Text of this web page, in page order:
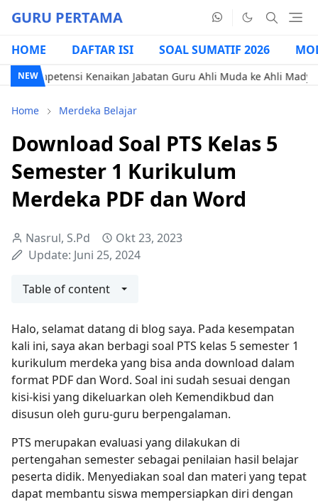
GURU PERTAMA
HOME DAFTAR ISI SOAL SUMATIF 2026
NEW Kenaikan Jabatan Guru Ahli Muda ke Ahli Madya (
Home Merdeka Belajar
Download Soal PTS Kelas 5
Semester 1 Kurikulum
Merdeka PDF dan Word
Nasrul, S.Pd
Okt 23, 2023
Update: Juni 25, 2024
Table of content
Halo, selamat datang di blog saya. Pada kesempatan
kali ini, saya akan berbagi soal PTS kelas 5 semester 1
kurikulum merdeka yang bisa anda download dalam
format PDF dan Word. Soal ini sudah sesuai dengan
kisi-kisi yang dikeluarkan oleh Kemendikbud dan
disusun oleh guru-guru berpengalaman.
PTS merupakan evaluasi yang dilakukan di
pertengahan semester sebagai penilaian hasil belajar
peserta didik. Menyediakan soal dan materi yang tepat
dapat membantu siswa mempersiapkan diri dengan